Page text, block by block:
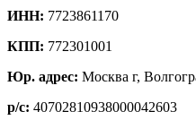
ИНН: 7723861170
КПП: 772301001
Юр. адрес: Москва г,
р/с: 40702810938000042603